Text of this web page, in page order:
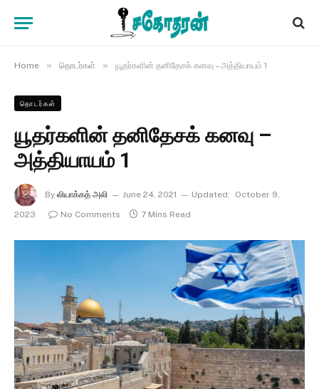
Home » தொடர்கள் » யூதர்களின் தனிதேசக் கனவு – அத்தியாயம் 1
தொடர்கள்
யூதர்களின் தனிதேசக் கனவு –
அத்தியாயம் 1
By லியாக்கத் அலி June 24, 2021 Updated:
October 9,
2023
No Comments 7 Mins Read